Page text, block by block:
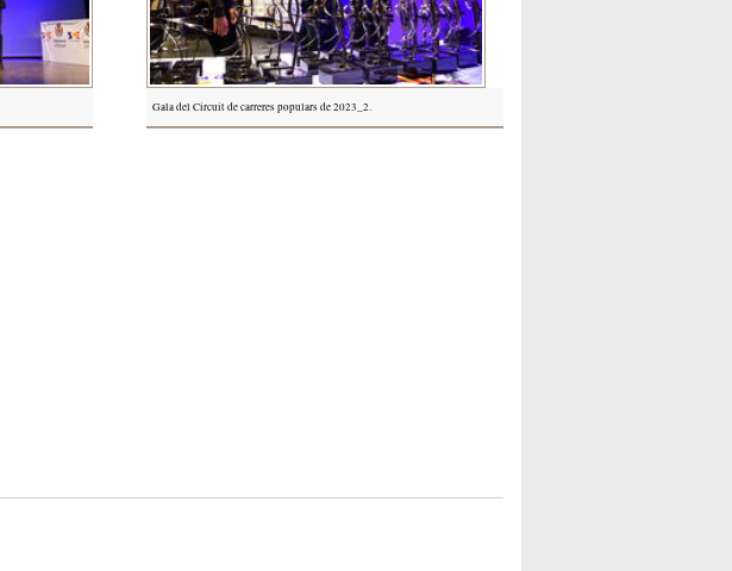
Gala del Circuit de carreres populars de 2023_2.